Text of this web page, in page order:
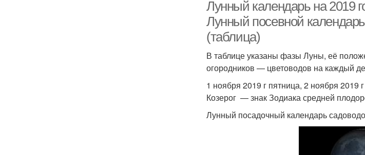
Лунный календарь на 2019
Лунный посевной
(таблица)
В таблице указаны фазы Луны, её
огородников — цветоводов на каждый
1 ноября 2019 г пятница, 2 ноября 2019
Козерог — знак Зодиака средней
Лунный посадочный календарь